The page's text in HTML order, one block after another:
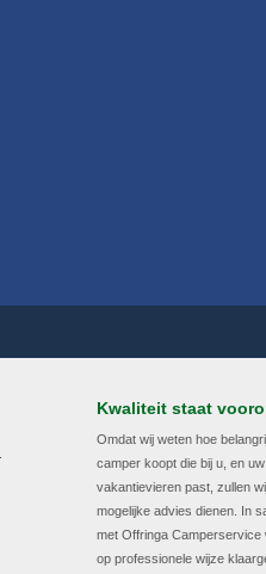
Kwaliteit staat
Omdat wij weten hoe
camper koopt die bij u, en
vakantievieren past, zullen
mogelijke advies dienen. In
met Offringa Camperservice
op professionele wijze